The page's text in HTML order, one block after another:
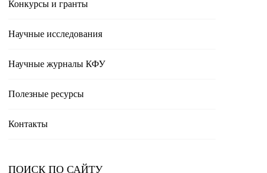
Конкурсы и гранты
Научные исследования
Научные журналы КФУ
Полезные реcурсы
Контакты
ПОИСК ПО САЙТУ